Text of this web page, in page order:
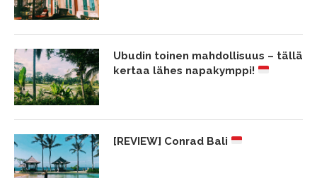
Ubudin toinen mahdollisuus – tällä
kertaa lähes napakymppi!
[REVIEW] Conrad Bali